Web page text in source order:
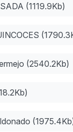
(1119.9Kb)
(2540.2Kb)